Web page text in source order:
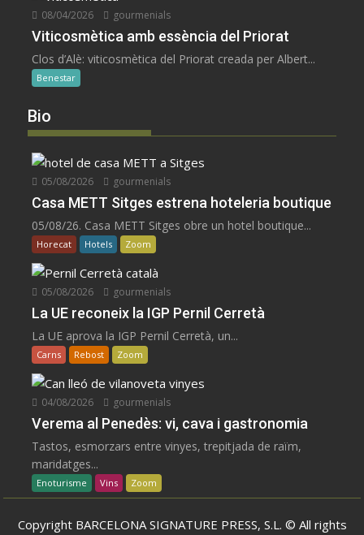
08/04/2026 gourmenials
Viticosmètica amb essència del Priorat
Clos d’Alè: viticosmètica del Priorat creada per Albert...
Benestar
Bio
05/08/2026 gourmenials
Casa METT Sitges estrena hoteleria boutique
05/08/26. Casa METT Sitges obre un hotel boutique...
Horecat Hotels Zoom
05/08/2026 gourmenials
La UE reconeix la IGP Pernil Cerretà
La UE aprova la IGP Pernil Cerretà, un...
Carns Rebost Zoom
04/08/2026 gourmenials
Verema al Penedès: vi, cava i gastronomia
Tastos, esmorzars entre vinyes, trepitjada de raïm,
maridatges...
Enoturisme Vins Zoom
Copyright BARCELONA SIGNATURE PRESS, S.L. © All rights